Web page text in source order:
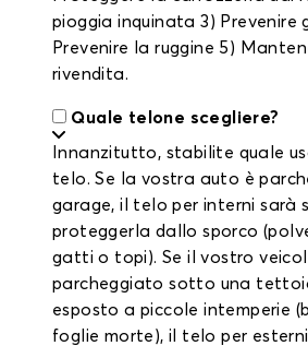
pioggia inquinata 3) Prevenire
Prevenire la ruggine 5)
rivendita.
Quale telone scegliere?
Innanzitutto, stabilite quale
telo. Se la vostra auto è
garage, il telo per interni sarà
proteggerla dallo sporco
gatti o topi). Se il vostro
parcheggiato sotto una
esposto a piccole intemperie
foglie morte), il telo per